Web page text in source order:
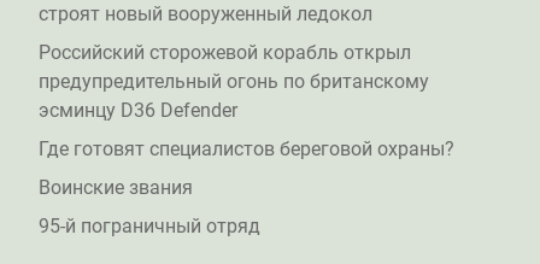
строят новый вооруженный ледокол
Российский сторожевой корабль открыл
предупредительный огонь по британскому
эсминцу D36 Defender
Где готовят специалистов береговой охраны?
Воинские звания
95-й пограничный отряд